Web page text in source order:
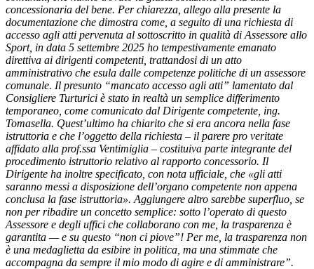
concessionaria del bene. Per chiarezza, allego alla presente la
documentazione che dimostra come, a seguito di una richiesta di
accesso agli atti pervenuta al sottoscritto in qualità di Assessore allo
Sport, in data 5 settembre 2025 ho tempestivamente emanato
direttiva ai dirigenti competenti, trattandosi di un atto
amministrativo che esula dalle competenze politiche di un assessore
comunale. Il presunto “mancato accesso agli atti” lamentato dal
Consigliere Turturici è stato in realtà un semplice differimento
temporaneo, come comunicato dal Dirigente competente, ing.
Tomasella. Quest’ultimo ha chiarito che si era ancora nella fase
istruttoria e che l’oggetto della richiesta – il parere pro veritate
affidato alla prof.ssa Ventimiglia – costituiva parte integrante del
procedimento istruttorio relativo al rapporto concessorio. Il
Dirigente ha inoltre specificato, con nota ufficiale, che «gli atti
saranno messi a disposizione dell’organo competente non appena
conclusa la fase istruttoria». Aggiungere altro sarebbe superfluo, se
non per ribadire un concetto semplice: sotto l’operato di questo
Assessore e degli uffici che collaborano con me, la trasparenza è
garantita — e su questo “non ci piove”! Per me, la trasparenza non
è una medaglietta da esibire in politica, ma una stimmate che
accompagna da sempre il mio modo di agire e di amministrare”.